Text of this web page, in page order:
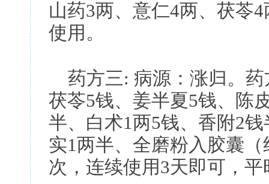
山药3两、意仁4两、茯苓
使用。
药方三: 病源：涨归。药
茯苓5钱、姜半夏5钱、陈
半、白术1两5钱、香附2
实1两半、全磨粉入胶囊
次，连续使用3天即可，